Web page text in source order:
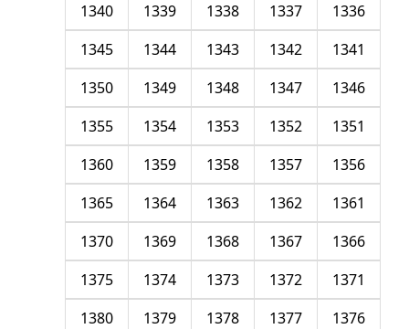
1336
1337
1338
1339
1340
1341
1342
1343
1344
1345
1346
1347
1348
1349
1350
1351
1352
1353
1354
1355
1356
1357
1358
1359
1360
1361
1362
1363
1364
1365
1366
1367
1368
1369
1370
1371
1372
1373
1374
1375
1376
1377
1378
1379
1380